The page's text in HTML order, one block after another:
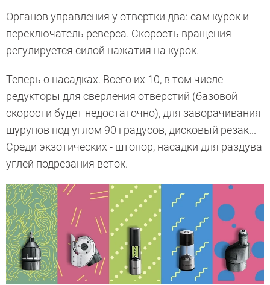
Органов управления у отвертки два: сам курок и
переключатель реверса. Скорость вращения
регулируется силой нажатия на курок.
Теперь о насадках. Всего их 10, в том числе
редукторы для сверления отверстий (базовой
скорости будет недостаточно), для заворачивания
шурупов под углом 90 градусов, дисковый резак...
Среди экзотических - штопор, насадки для раздува
углей подрезания веток.